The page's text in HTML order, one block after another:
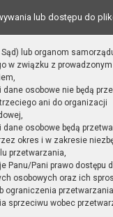
lub dostępu do
Sąd) lub organom
w związku z prowadzonym
dane osobowe nie będą
ani do organizacji
dane osobowe będą
okres i w zakresie
przetwarzania,
Panu/Pani prawo dostępu
osobowych oraz ich
ograniczenia
sprzeciwu wobec